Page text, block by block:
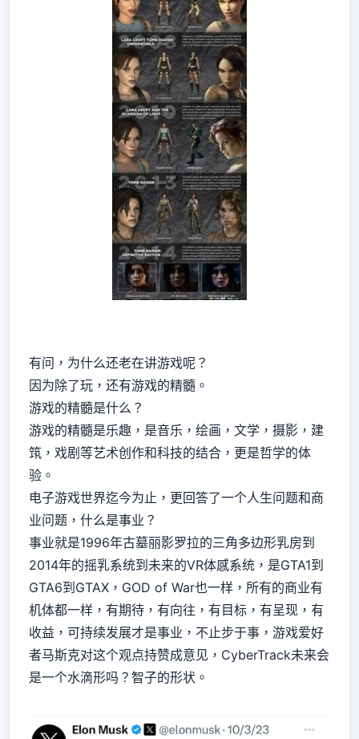
有问，为什么还老在讲游戏呢？
因为除了玩，还有游戏的精髓。
游戏的精髓是什么？
游戏的精髓是乐趣，是音乐，绘画，文学，摄影，建
筑，戏剧等艺术创作和科技的结合，更是哲学的体
验。
电子游戏世界迄今为止，更回答了一个人生问题和商
业问题，什么是事业？
事业就是1996年古墓丽影罗拉的三角多边形乳房到
2014年的摇乳系统到未来的VR体感系统，是GTA1到
GTA6到GTAX，GOD of War也一样，所有的商业有
机体都一样，有期待，有向往，有目标，有呈现，有
收益，可持续发展才是事业，不止步于事，游戏爱好
者马斯克对这个观点持赞成意见，CyberTrack未来会
是一个水滴形吗？智子的形状。